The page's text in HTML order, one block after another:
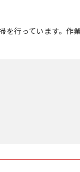
を行っています。作